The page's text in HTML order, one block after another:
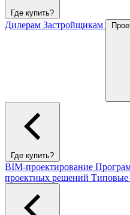
Где купить?
Дилерам Застройщикам
Где купить?
BIM-проектирование
проектных решений